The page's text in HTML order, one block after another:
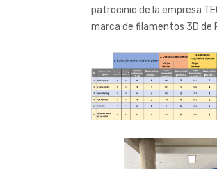
patrocinio de la empresa
marca de filamentos 3D de